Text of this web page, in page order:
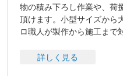
物の積み下ろし作業や、荷
頂けます。小型サイズから
ロ職人が製作から施工まで
詳しく見る